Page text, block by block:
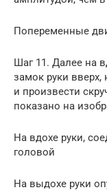
Попеременные
Шаг 11. Далее на
замок руки вверх,
и произвести
показано на
На вдохе руки,
головой
На выдохе руки